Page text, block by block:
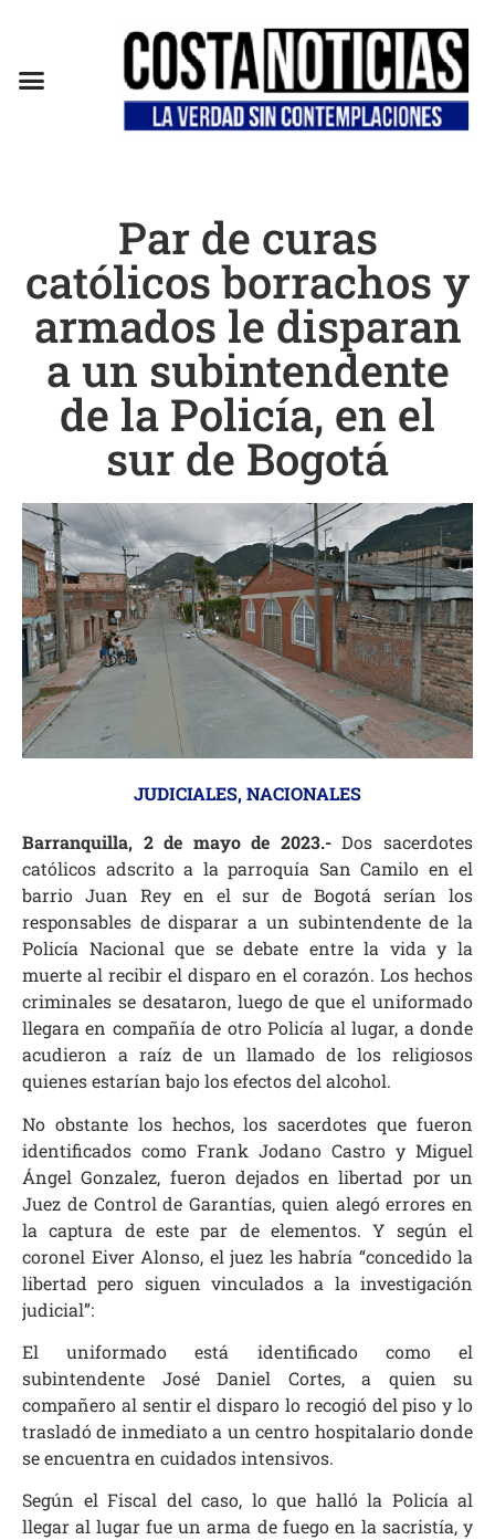
Par de curas
católicos borrachos y
armados le disparan
a un subintendente
de la Policía, en el
sur de Bogotá
JUDICIALES,NACIONALES
Barranquilla, 2 de mayo de 2023.-Dos sacerdotes
católicos adscrito a la parroquía San Camilo en el
barrio Juan Rey en el sur de Bogotá serían los
responsables de disparar a un subintendente de la
Policía Nacional que se debate entre la vida y la
muerte al recibir el disparo en el corazón. Los hechos
criminales se desataron, luego de que el uniformado
llegara en compañía de otro Policía al lugar, a donde
acudieron a raíz de un llamado de los religiosos
quienes estarían bajo los efectos del alcohol.
No obstante los hechos, los sacerdotes que fueron
identificados como Frank Jodano Castro y Miguel
Ángel Gonzalez, fueron dejados en libertad por un
Juez de Control de Garantías, quien alegó errores en
la captura de este par de elementos. Y según el
coronel Eiver Alonso, el juez les habría “concedido la
libertad pero siguen vinculados a la investigación
judicial”:
El uniformado está identificado como el
subintendente José Daniel Cortes, a quien su
compañero al sentir el disparo lo recogió del piso y lo
trasladó de inmediato a un centro hospitalario donde
se encuentra en cuidados intensivos.
Según el Fiscal del caso, lo que halló la Policía al
llegar al lugar fue un arma de fuego en la sacristía, y